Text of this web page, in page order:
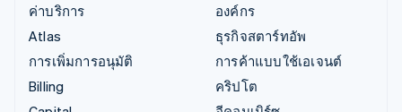
ค่าบริการ
Atlas
การเพิ่มการอนุมัติ
Billing
องค์กร
ธุรกิจสตาร์ทอัพ
การค้าแบบใช้เอเจนต์
คริปโต